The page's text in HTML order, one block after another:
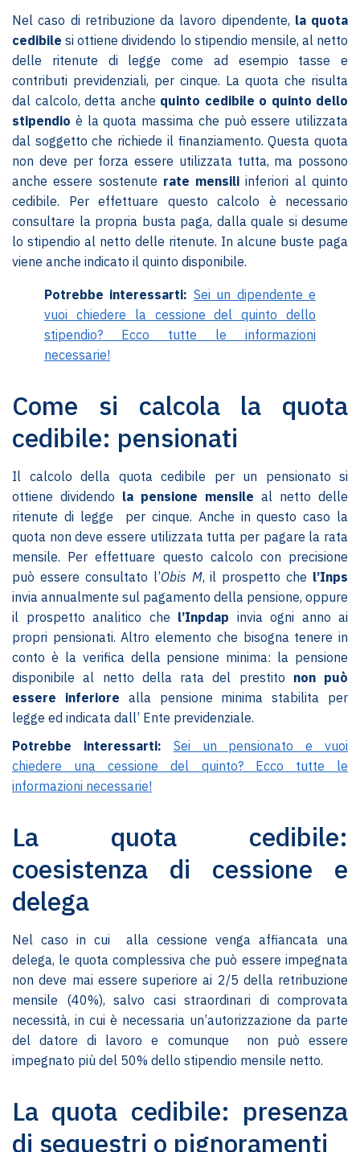
Nel caso di retribuzione da lavoro dipendente, la quota
cedibile si ottiene dividendo lo stipendio mensile, al netto
delle ritenute di legge come ad esempio tasse e
contributi previdenziali, per cinque. La quota che risulta
dal calcolo, detta anche quinto cedibile o quinto dello
stipendio è la quota massima che può essere utilizzata
dal soggetto che richiede il finanziamento. Questa quota
non deve per forza essere utilizzata tutta, ma possono
anche essere sostenute rate mensiliinferiori al quinto
cedibile. Per effettuare questo calcolo è necessario
consultare la propria busta paga, dalla quale si desume
lo stipendio al netto delle ritenute. In alcune buste paga
viene anche indicato il quinto disponibile.
Potrebbe interessarti: Sei un dipendente e
vuoi chiedere la cessione del quinto dello
stipendio? Ecco tutte le informazioni
necessarie!
Come si calcola la quota
cedibile: pensionati
Il calcolo della quota cedibile per un pensionato si
ottiene dividendo la pensione mensile al netto delle
ritenute di legge per cinque. Anche in questo caso la
quota non deve essere utilizzata tutta per pagare la rata
mensile. Per effettuare questo calcolo con precisione
può essere consultato l’Obis M, il prospetto che l’Inps
invia annualmente sul pagamento della pensione, oppure
il prospetto analitico che l’Inpdap invia ogni anno ai
propri pensionati. Altro elemento che bisogna tenere in
conto è la verifica della pensione minima: la pensione
disponibile al netto della rata del prestito non può
essere inferiore alla pensione minima stabilita per
legge ed indicata dall’ Ente previdenziale.
Potrebbe interessarti:
Sei un pensionato e vuoi
chiedere una cessione del quinto? Ecco tutte le
informazioni necessarie!
La quota cedibile:
coesistenza di cessione e
delega
Nel caso in cui alla cessione venga affiancata una
delega, le quota complessiva che può essere impegnata
non deve mai essere superiore ai 2/5 della retribuzione
mensile (40%), salvo casi straordinari di comprovata
necessità, in cui è necessaria un’autorizzazione da parte
del datore di lavoro e comunque non può essere
impegnato più del 50% dello stipendio mensile netto.
La quota cedibile: presenza
di sequestri o pignoramenti